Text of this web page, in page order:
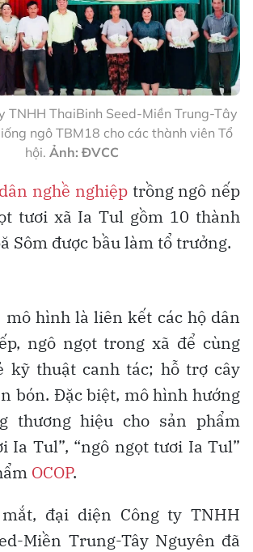
TNHH ThaiBinh Seed-Miền Trung-Tây
ngô TBM18 cho các thành viên Tổ
hội. Ảnh: ĐVCC
nghề nghiệptrồng ngô nếp
tươi xã Ia Tul gồm 10 thành
Sôm được bầu làm tổ trưởng.
mô hình là liên kết các hộ dân
ngô ngọt trong xã để cùng
kỹ thuật canh tác; hỗ trợ cây
bón. Đặc biệt, mô hình hướng
thương hiệu cho sản phẩm
Ia Tul”, “ngô ngọt tươi Ia Tul”
OCOP.
đại diện Công ty TNHH
Miền Trung-Tây Nguyên đã